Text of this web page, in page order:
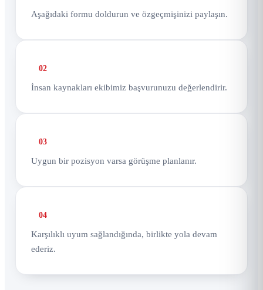
Aşağıdaki formu doldurun ve özgeçmişinizi paylaşın.
02
İnsan kaynakları ekibimiz başvurunuzu değerlendirir.
03
Uygun bir pozisyon varsa görüşme planlanır.
04
Karşılıklı uyum sağlandığında, birlikte yola devam
ederiz.